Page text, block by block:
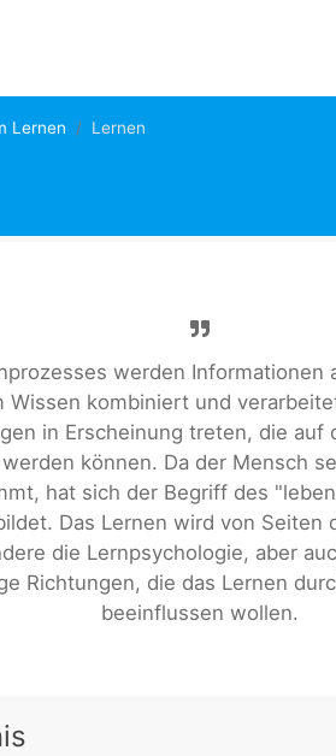
Lernen Lernen
werden Informationen
Wissen kombiniert und
in Erscheinung treten, die auf
können. Da der Mensch
hat sich der Begriff des
Das Lernen wird von Seiten
die Lernpsychologie, aber
Richtungen, die das Lernen
beeinflussen wollen.